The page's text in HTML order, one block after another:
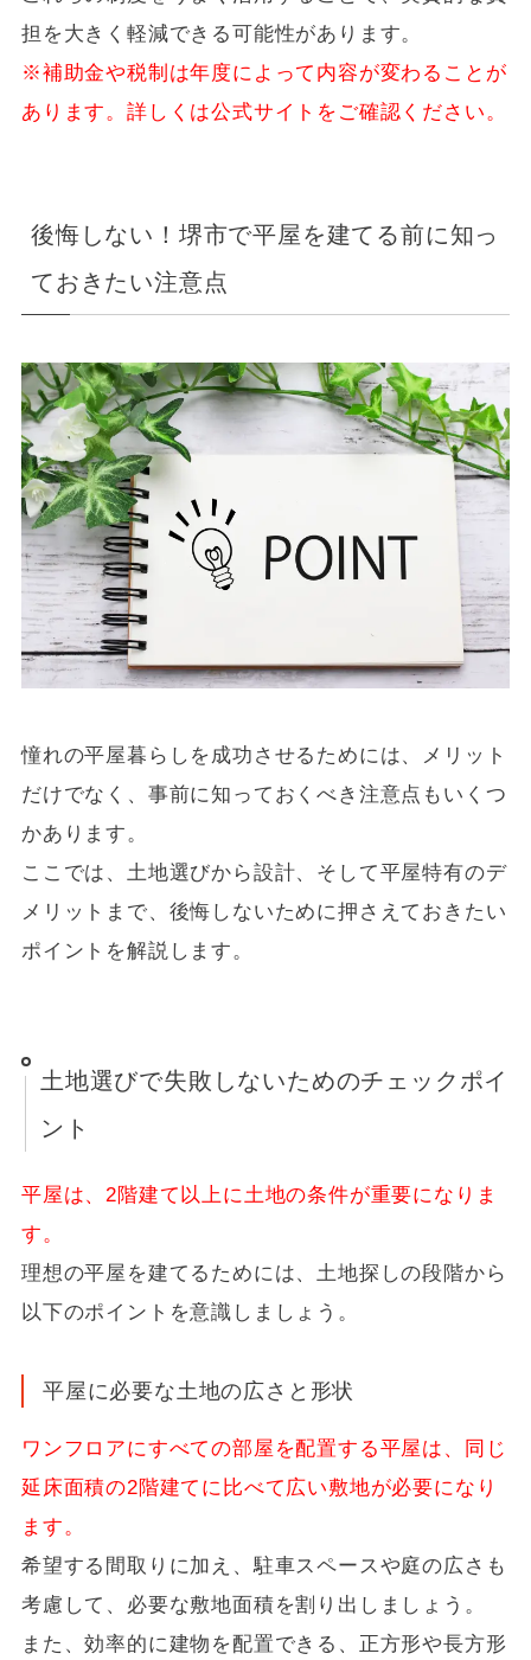
担を大きく軽減できる可能性があります。
※補助金や税制は年度によって内容が変わることが
あります。詳しくは公式サイトをご確認ください。
後悔しない！堺市で平屋を建てる前に知っ
ておきたい注意点
憧れの平屋暮らしを成功させるためには、メリット
だけでなく、事前に知っておくべき注意点もいくつ
かあります。
ここでは、土地選びから設計、そして平屋特有のデ
メリットまで、後悔しないために押さえておきたい
ポイントを解説します。
土地選びで失敗しないためのチェックポイ
ント
平屋は、2階建て以上に土地の条件が重要になりま
す。
理想の平屋を建てるためには、土地探しの段階から
以下のポイントを意識しましょう。
平屋に必要な土地の広さと形状
ワンフロアにすべての部屋を配置する平屋は、同じ
延床面積の2階建てに比べて広い敷地が必要になり
ます。
希望する間取りに加え、駐車スペースや庭の広さも
考慮して、必要な敷地面積を割り出しましょう。
また、効率的に建物を配置できる、正方形や長方形